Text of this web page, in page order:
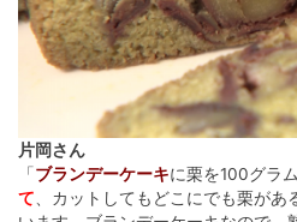
片岡さん
「ブランデーケーキに栗を100グラ
て、カットしてもどこにでも栗があ